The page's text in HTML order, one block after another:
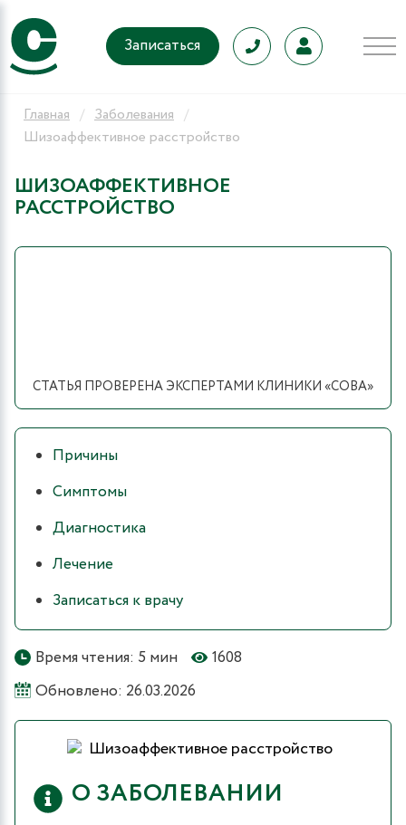
Записаться
Главная
Заболевания
Шизоаффективное расстройство
ШИЗОАФФЕКТИВНОЕ
РАССТРОЙСТВО
Время чтения: 5 мин
1608
Обновлено: 26.03.2026
О ЗАБОЛЕВАНИИ
СТАТЬЯ ПРОВЕРЕНА ЭКСПЕРТАМИ КЛИНИКИ «СОВА»
Причины
Симптомы
Диагностика
Лечение
Записаться к врачу